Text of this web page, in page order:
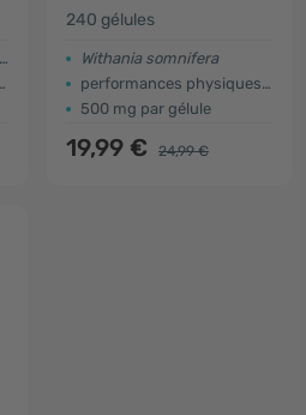
240 gélules
Withania somnifera
performances physiques et mentales
500 mg par gélule
19,99 € 24,99 €